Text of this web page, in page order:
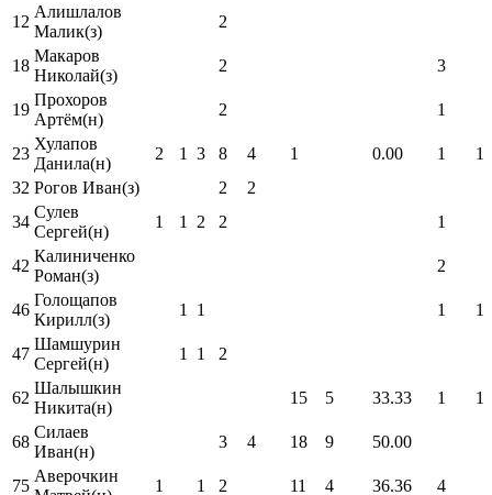
12
Алишлалов
Малик(з)
2
18
Макаров
Николай(з)
2 3
19
Прохоров
Артём(н)
2 1
23
Хулапов
Данила(н)
2 1 3 8 4 1 0.00 1
1
32 Рогов Иван(з) 2
2
34
Сулев
Сергей(н)
1 1 2 2 1
42
Калиниченко
Роман(з)
2
46
Голощапов
Кирилл(з)
1 1 1 1
47
Шамшурин
Сергей(н)
1 1 2
62
Шалышкин
Никита(н)
15 5 33.33 1 1
68
Силаев
Иван(н)
3 4 18 9 50.00
75
Аверочкин
1 1 2 11 4 36.36 4